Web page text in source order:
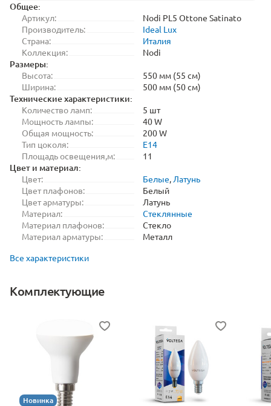
Общее:
Артикул:
Nodi PL5 Ottone Satinato
Производитель:
Ideal Lux
Страна:
Италия
Коллекция:
Nodi
Размеры:
Высота:
550 мм (55 см)
Ширина:
500 мм (50 см)
Технические характеристики:
Количество ламп:
5 шт
Мощность лампы:
40 W
Общая мощность:
200 W
Тип цоколя:
E14
Площадь освещения,м:
11
Цвет и материал:
Цвет: Белые, Латунь
Цвет плафонов:
Белый
Цвет арматуры:
Латунь
Материал:
Стеклянные
Материал плафонов:
Стекло
Материал арматуры:
Металл
Все характеристики
Комплектующие
Новинка